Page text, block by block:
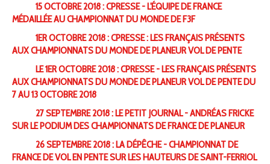
15 OCTOBRE 2018 : CPRESSE - L'ÉQUIPE DE FRANCE
MÉDAILLÉE AU CHAMPIONNAT DU MONDE DE F3F
1ER OCTOBRE 2018 : CPRESSE : LES FRANÇAIS PRÉSENTS
AUX CHAMPIONNATS DU MONDE DE PLANEUR VOL DE PENTE
LE 1ER OCTOBRE 2018 : CPRESSE - LES FRANÇAIS PRÉSENTS
AUX CHAMPIONNATS DU MONDE DE PLANEUR VOL DE PENTE DU
7 AU 13 OCTOBRE 2018
27 SEPTEMBRE 2018 : LE PETIT JOURNAL - ANDRÉAS FRICKE
SUR LE PODIUM DES CHAMPIONNATS DE FRANCE DE PLANEUR
26 SEPTEMBRE 2018 : LA DÉPÊCHE - CHAMPIONNAT DE
FRANCE DE VOL EN PENTE SUR LES HAUTEURS DE SAINT-FERRIOL